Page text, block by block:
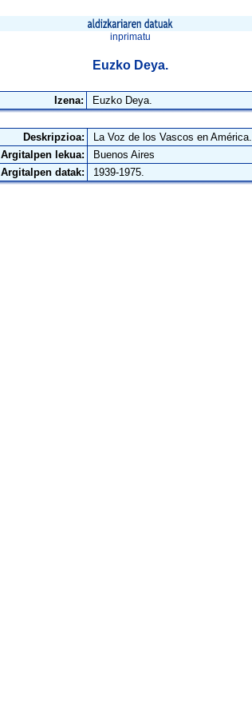
inprimatu
Euzko Deya.
Izena: Euzko Deya.
Deskripzioa:
La Voz de los Vascos en América.
Argitalpen lekua:
Buenos Aires
Argitalpen datak:
1939-1975.